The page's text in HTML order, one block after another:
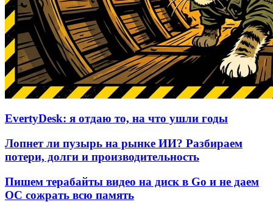
EvertyDesk: я отдаю то, на что ушли годы
Лопнет ли пузырь на рынке ИИ? Разбираем
потери, долги и производительность
Пишем терабайты видео на диск в Go и не даем
ОС сожрать всю память